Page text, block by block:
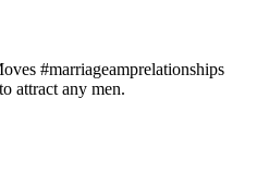
#marriageamprelationships
attract any men.